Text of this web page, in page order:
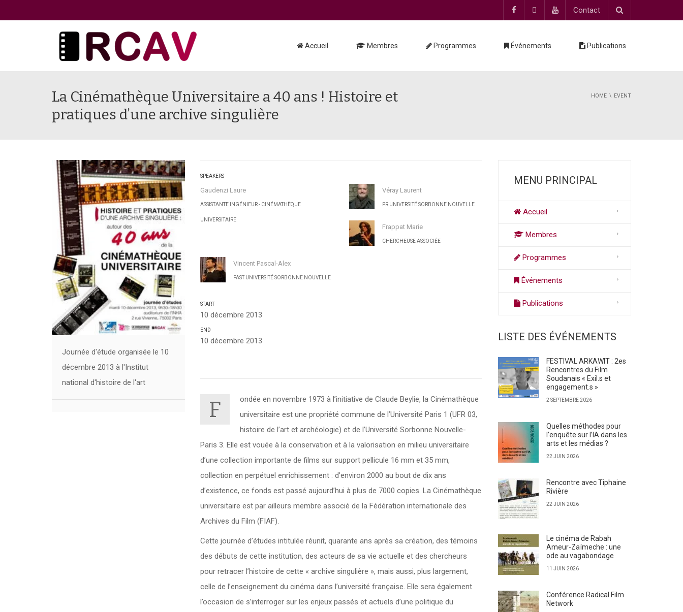
Contact
Accueil Membres Programmes Événements Publications
La Cinémathèque Universitaire a 40 ans ! Histoire et
pratiques d’une archive singulière
HOME EVENT
Journée d'étude organisée le 10
décembre 2013 à l'Institut
national d'histoire de l'art
SPEAKERS
Gaudenzi Laure
ASSISTANTE INGÉNIEUR - CINÉMATHÈQUE
UNIVERSITAIRE
Véray Laurent
PR UNIVERSITÉ SORBONNE NOUVELLE
Frappat Marie
CHERCHEUSE ASSOCIÉE
Vincent Pascal-Alex
PAST UNIVERSITÉ SORBONNE NOUVELLE
START
10 décembre 2013
END
10 décembre 2013
F
ondée en novembre 1973 à l’initiative de Claude Beylie, la Cinémathèque
universitaire est une propriété commune de l’Université Paris 1 (UFR 03,
histoire de l’art et archéologie) et de l’Université Sorbonne Nouvelle-
Paris 3. Elle est vouée à la conservation et à la valorisation en milieu universitaire
d’une collection importante de films sur support pellicule 16 mm et 35 mm,
collection en perpétuel enrichissement : d’environ 2000 au bout de dix ans
d’existence, ce fonds est passé aujourd’hui à plus de 7000 copies. La Cinémathèque
universitaire est par ailleurs membre associé de la Fédération internationale des
Archives du Film (FIAF).
Cette journée d’études intitulée réunit, quarante ans après sa création, des témoins
des débuts de cette institution, des acteurs de sa vie actuelle et des chercheurs
pour retracer l’histoire de cette « archive singulière », mais aussi, plus largement,
celle de l’enseignement du cinéma dans l’université française. Elle sera également
l’occasion de s’interroger sur les enjeux passés et actuels d’une politique du
MENU PRINCIPAL
Accueil
Membres
Programmes
Événements
Publications
LISTE DES ÉVÉNEMENTS
FESTIVAL ARKAWIT : 2es
Rencontres du Film
Soudanais « Exil.s et
engagement.s »
2 SEPTEMBRE 2026
Quelles méthodes pour
l’enquête sur l’IA dans les
arts et les médias ?
22 JUIN 2026
Rencontre avec Tiphaine
Rivière
22 JUIN 2026
Le cinéma de Rabah
Ameur-Zaïmeche : une
ode au vagabondage
11 JUIN 2026
Conférence Radical Film
Network